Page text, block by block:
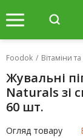
Foodok / Вітаміни
Жувальні
Naturals зі
60 шт.
Огляд товару